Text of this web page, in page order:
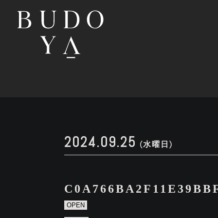
2024.09.25 (水曜日)
OPEN